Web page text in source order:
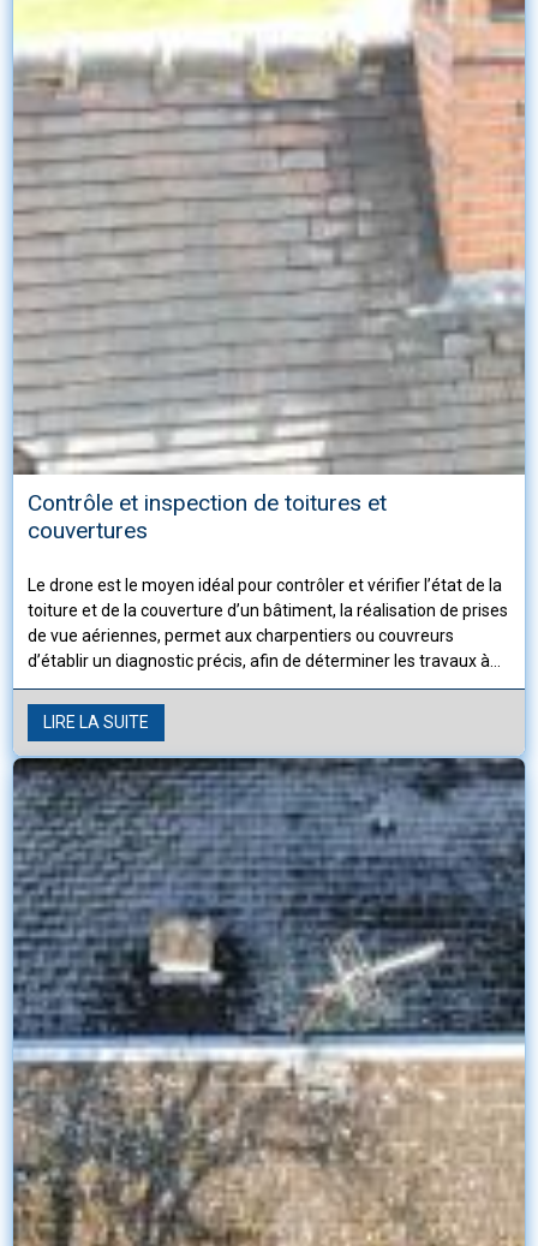
Contrôle et inspection de toitures et
couvertures
Le drone est le moyen idéal pour contrôler et vérifier l’état de la
toiture et de la couverture d’un bâtiment, la réalisation de prises
de vue aériennes, permet aux charpentiers ou couvreurs
d’établir un diagnostic précis, afin de déterminer les travaux à
entreprendre pour établir un devis et assurer l’étanchéité de la
construction.
LIRE LA SUITE